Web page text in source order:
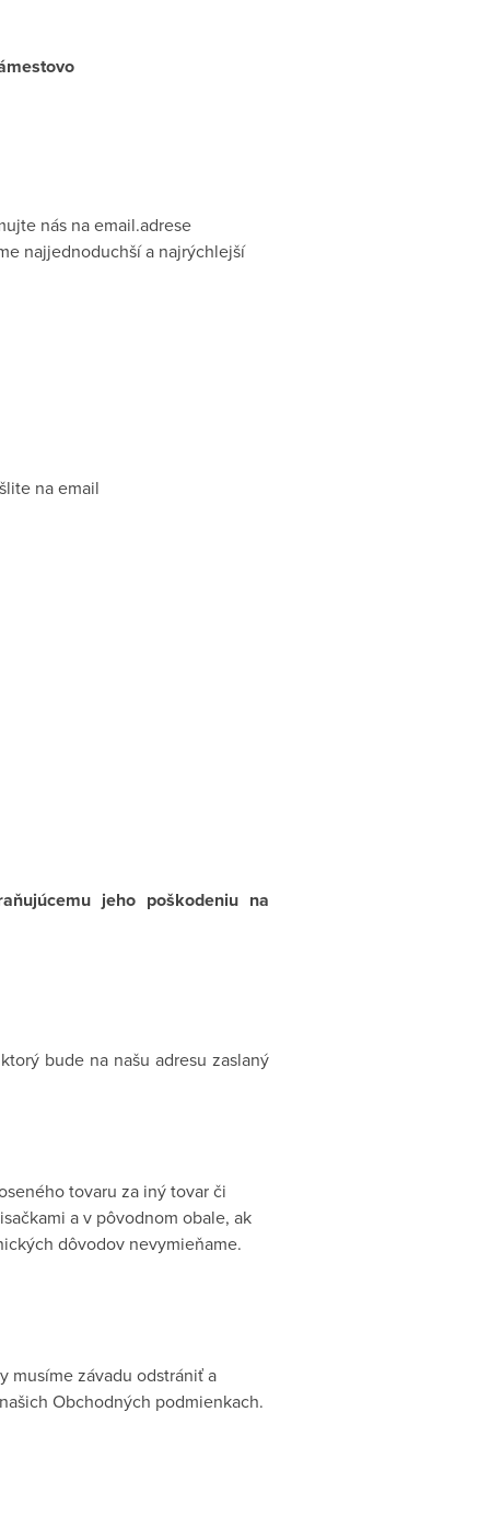
nás na email.adrese
najjednoduchší a najrýchlejší
na email
jeho poškodeniu na
bude na našu adresu zaslaný
tovaru za iný tovar či
a v pôvodnom obale, ak
dôvodov nevymieňame.
musíme závadu odstrániť a
Obchodných podmienkach.